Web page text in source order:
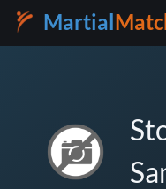
Martial